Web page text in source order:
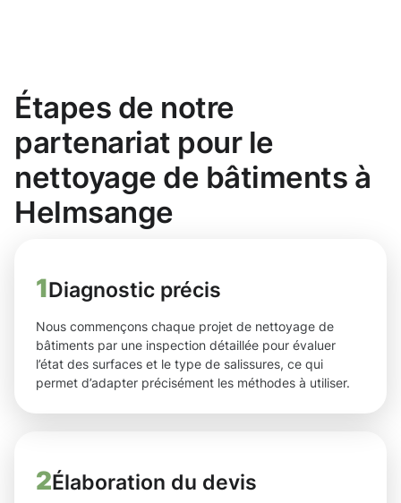
Étapes de notre
partenariat pour le
nettoyage de bâtiments à
Helmsange
1Diagnostic précis
Nous commençons chaque projet de nettoyage de
bâtiments par une inspection détaillée pour évaluer
l’état des surfaces et le type de salissures, ce qui
permet d’adapter précisément les méthodes à utiliser.
2Élaboration du devis